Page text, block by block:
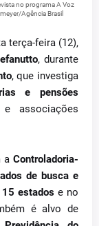
no programa A Voz
Agência Brasil
terça-feira (12),
, durante
, que investiga
e pensões
associações
a Controladoria-
de busca e
15 estados e no
é alvo de